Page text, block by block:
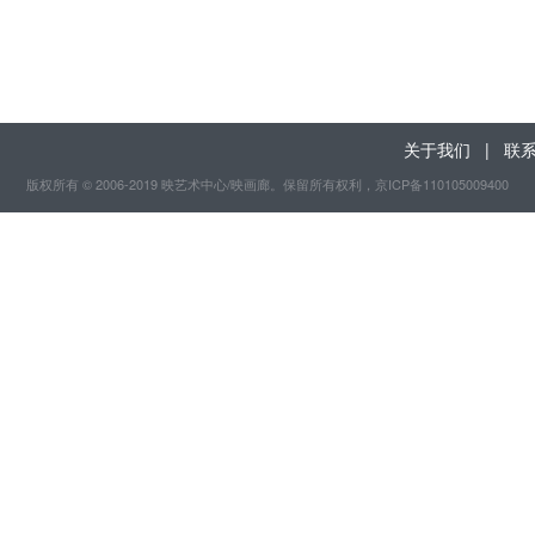
关于我们 | 联
版权所有 © 2006-2019 映艺术中心/映画廊。保留所有权利 ，京ICP备110105009400